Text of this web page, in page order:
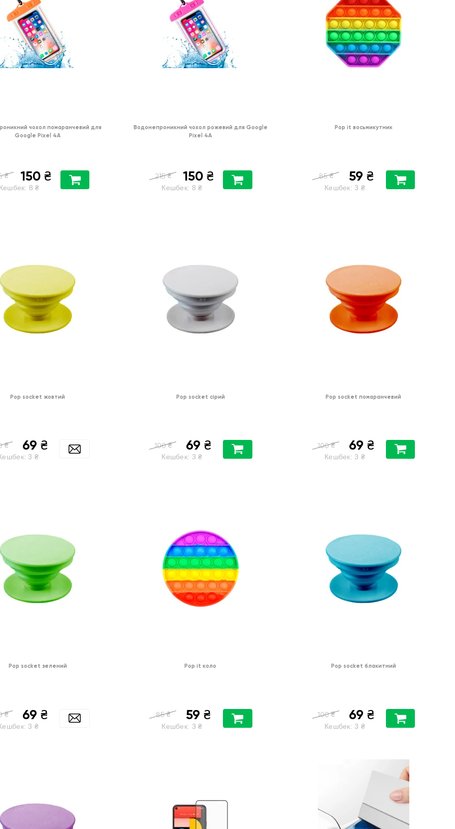
чохол помаранчевий для
Google Pixel 4A
₴ 150 ₴
8 ₴
Водонепроникний чохол рожевий для Google
Pixel 4A
215 ₴ 150 ₴
Кешбек: 8 ₴
Pop it восьмикутник
85 ₴ 59 ₴
Кешбек: 3 ₴
Pop socket жовтий
₴ 69 ₴
3 ₴
Pop socket сірий
100 ₴ 69 ₴
Кешбек: 3 ₴
Pop socket помаранчевий
100 ₴ 69 ₴
Кешбек: 3 ₴
Pop socket зелений
₴ 69 ₴
3 ₴
Pop it коло
85 ₴ 59 ₴
Кешбек: 3 ₴
Pop socket блакитний
100 ₴ 69 ₴
Кешбек: 3 ₴